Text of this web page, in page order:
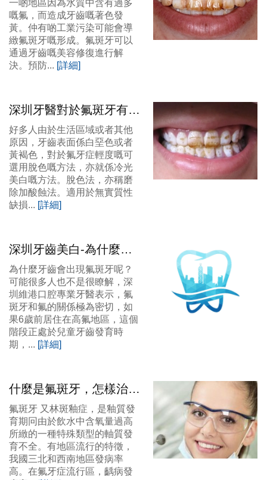
一啲地區因為水質中含有過多
嘅氟，而造成牙齒嘅著色發
黃。仲有啲工業污染可能會導
緻氟斑牙嘅形成。氟斑牙可以
通過牙齒嘅美容修復進行解
決。預防... [詳細]
深圳牙醫對於氟斑牙有邊
啲治療方法？
好多人由於生活區域或者其他
原因，牙齒表面係白堊色或者
黃褐色，對於氟牙症輕度嘅可
選用脫色嘅方法，亦就係冷光
美白嘅方法。脫色法，亦稱磨
除加酸蝕法。適用於無實質性
缺損... [詳細]
深圳牙齒美白-為什麼會
出出現氟斑牙呢？怎麼辦
呢？
為什麼牙齒會出現氟斑牙呢？
可能很多人也不是很瞭解，深
圳維港口腔專業牙醫表示，氟
斑牙和氟的關係極為密切，如
果6歲前居住在高氟地區，這個
階段正處於兒童牙齒發育時
期，... [詳細]
什麼是氟斑牙，怎樣治
療？
氟斑牙 又林斑釉症，是釉質發
育期冋由於飲水中含氧量過高
所緻的一種特殊類型的軸質發
育不全。有地區流行的特徵，
我國三北和西南地區發病率
高。在氟牙症流行區，齲病發